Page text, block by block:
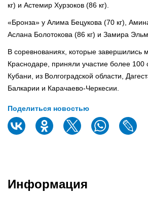
кг) и Астемир Хурзоков (86 кг).
«Бронза» у Алима Бецукова (70 кг),
Аслана Болотокова (86 кг) и Замира
В соревнованиях, которые завершились
Краснодаре, приняли участие более 100
Кубани, из Волгоградской области,
Балкарии и Карачаево-Черкесии.
Поделиться новостью
Информация